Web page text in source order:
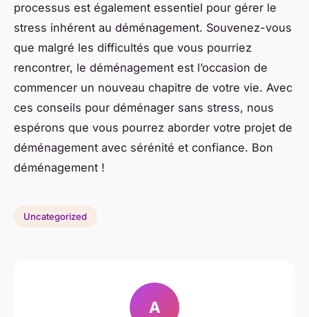
processus est également essentiel pour gérer le
stress inhérent au déménagement. Souvenez-vous
que malgré les difficultés que vous pourriez
rencontrer, le déménagement est l’occasion de
commencer un nouveau chapitre de votre vie. Avec
ces conseils pour déménager sans stress, nous
espérons que vous pourrez aborder votre projet de
déménagement avec sérénité et confiance. Bon
déménagement !
Uncategorized
A